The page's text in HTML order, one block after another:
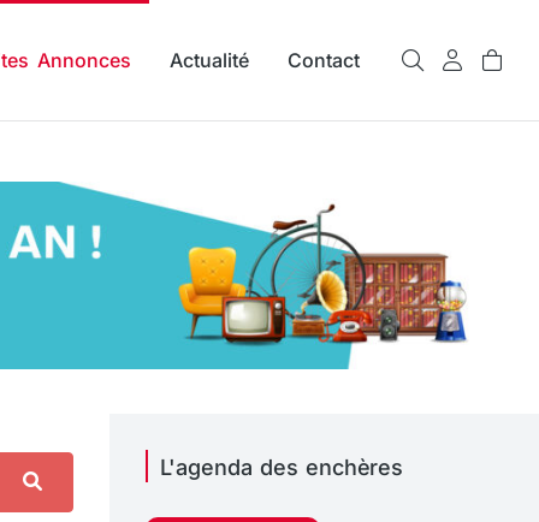
Annonces Actualité Contact
L'agenda des enchères